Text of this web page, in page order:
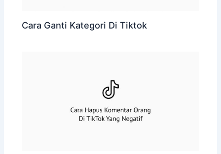
Cara Ganti Kategori Di Tiktok